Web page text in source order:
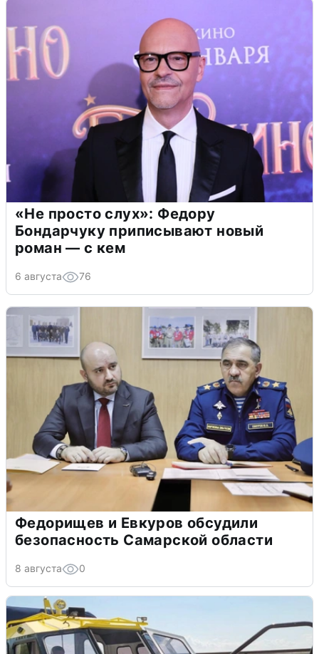
«Не просто слух»: Федору
Бондарчуку приписывают новый
роман — с кем
6 августа 76
Федорищев и Евкуров обсудили
безопасность Самарской области
8 августа 0